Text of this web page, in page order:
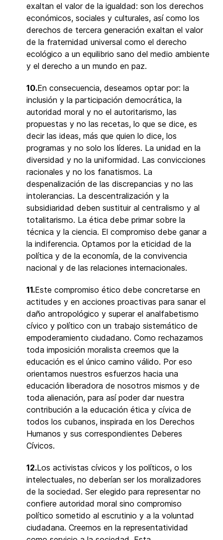
exaltan el valor de la igualdad: son los derechos
económicos, sociales y culturales, así como los
derechos de tercera generación exaltan el valor
de la fraternidad universal como el derecho
ecológico a un equilibrio sano del medio ambiente
y el derecho a un mundo en paz.
10.En consecuencia, deseamos optar por: la
inclusión y la participación democrática, la
autoridad moral y no el autoritarismo, las
propuestas y no las recetas, lo que se dice, es
decir las ideas, más que quien lo dice, los
programas y no solo los líderes. La unidad en la
diversidad y no la uniformidad. Las convicciones
racionales y no los fanatismos. La
despenalización de las discrepancias y no las
intolerancias. La descentralización y la
subsidiaridad deben sustituir al centralismo y al
totalitarismo. La ética debe primar sobre la
técnica y la ciencia. El compromiso debe ganar a
la indiferencia. Optamos por la eticidad de la
política y de la economía, de la convivencia
nacional y de las relaciones internacionales.
11.Este compromiso ético debe concretarse en
actitudes y en acciones proactivas para sanar el
daño antropológico y superar el analfabetismo
cívico y político con un trabajo sistemático de
empoderamiento ciudadano. Como rechazamos
toda imposición moralista creemos que la
educación es el único camino válido. Por eso
orientamos nuestros esfuerzos hacia una
educación liberadora de nosotros mismos y de
toda alienación, para así poder dar nuestra
contribución a la educación ética y cívica de
todos los cubanos, inspirada en los Derechos
Humanos y sus correspondientes Deberes
Cívicos.
12.Los activistas cívicos y los políticos, o los
intelectuales, no deberían ser los moralizadores
de la sociedad. Ser elegido para representar no
confiere autoridad moral sino compromiso
político sometido al escrutinio y a la voluntad
ciudadana. Creemos en la representatividad